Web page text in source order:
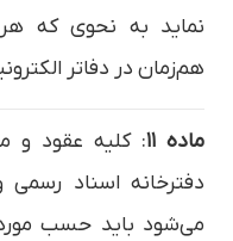
نماید به نحوی که
هم‌زمان در دفاتر
ماده ۱۱
: کلیه عقود و
دفترخانه اسناد رسمی
می‌شود باید حسب مورد